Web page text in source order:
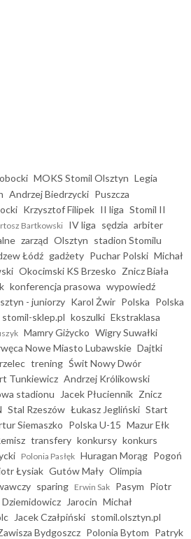
MOKS Stomil Olsztyn Legia
Andrzej Biedrzycki Puszcza
Krzysztof Filipek II liga Stomil II
Bartkowski IV liga sędzia arbiter
zarząd Olsztyn stadion Stomilu
Łódź gadżety Puchar Polski Michał
Okocimski KS Brzesko Znicz Biała
konferencja prasowa wypowiedź
- juniorzy Karol Żwir Polska Polska
stomil-sklep.pl koszulki Ekstraklasa
Mamry Giżycko Wigry Suwałki
Nowe Miasto Lubawskie Dajtki
trening Świt Nowy Dwór
Tunkiewicz Andrzej Królikowski
stadionu Jacek Płuciennik Znicz
Stal Rzeszów Łukasz Jegliński Start
Siemaszko Polska U-15 Mazur Ełk
transfery konkursy konkurs
Polonia Pasłęk Huragan Morąg Pogoń
Łysiak Gutów Mały Olimpia
sparing Erwin Sak Pasym Piotr
Jarocin Michał
Jacek Czałpiński stomil.olsztyn.pl
Bydgoszcz Polonia Bytom Patryk